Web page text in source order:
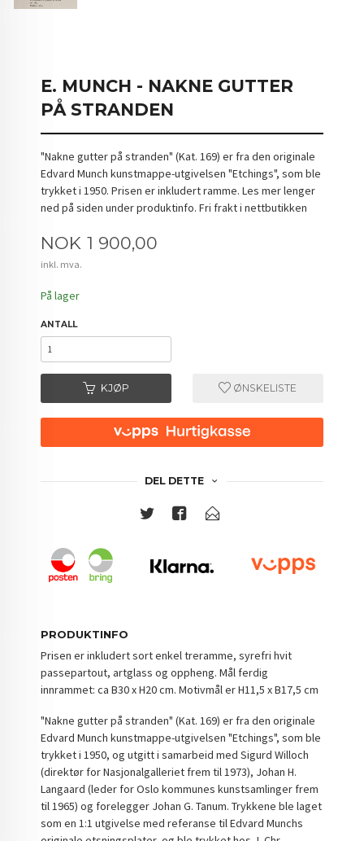
E. MUNCH - NAKNE GUTTER
PÅ STRANDEN
"Nakne gutter på stranden" (Kat. 169) er fra den originale
Edvard Munch kunstmappe-utgivelsen "Etchings", som ble
trykket i 1950. Prisen er inkludert ramme. Les mer lenger
ned på siden under produktinfo. Fri frakt i nettbutikken
Pris
NOK 1 900,00
inkl. mva.
På lager
ANTALL
KJØP ØNSKELISTE
DEL DETTE
PRODUKTINFO
Prisen er inkludert sort enkel treramme, syrefri hvit
passepartout, artglass og oppheng. Mål ferdig
innrammet: ca B30 x H20 cm. Motivmål er H11,5 x B17,5 cm
"Nakne gutter på stranden" (Kat. 169) er fra den originale
Edvard Munch kunstmappe-utgivelsen "Etchings", som ble
trykket i 1950, og utgitt i samarbeid med Sigurd Willoch
(direktør for Nasjonalgalleriet frem til 1973), Johan H.
Langaard (leder for Oslo kommunes kunstsamlinger frem
til 1965) og forelegger Johan G. Tanum. Trykkene ble laget
som en 1:1 utgivelse med referanse til Edvard Munchs